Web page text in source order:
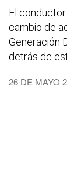
El
cambio de
Generación
detrás de
26 DE MAYO